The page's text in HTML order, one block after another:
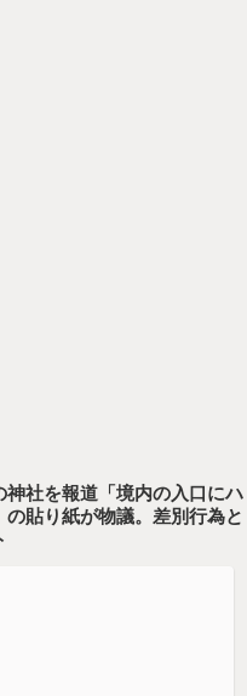
神社を報道「境内の入口にハ
貼り紙が物議。差別行為と